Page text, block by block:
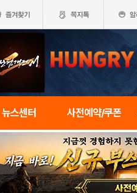
뉴스센터 사전예약/쿠폰